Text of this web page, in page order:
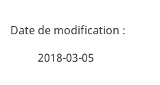
D
2018-03-05